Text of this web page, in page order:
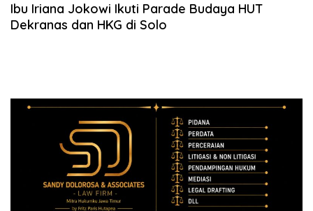
Ibu Iriana Jokowi Ikuti Parade Budaya HUT
Dekranas dan HKG di Solo